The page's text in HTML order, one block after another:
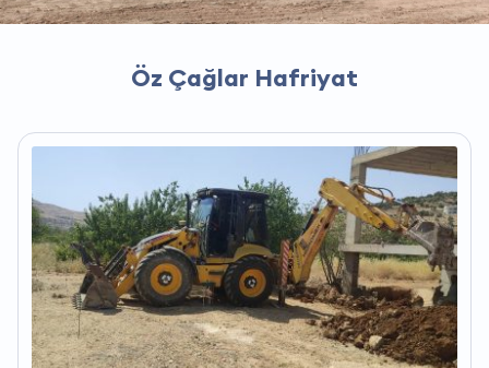
Öz Çağlar Hafriyat